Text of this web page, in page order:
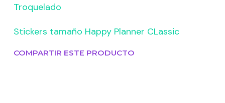
Troquelado
Stickers tamaño Happy Planner CLassic
COMPARTIR ESTE PRODUCTO